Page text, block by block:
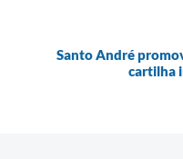
Santo André
cartilha